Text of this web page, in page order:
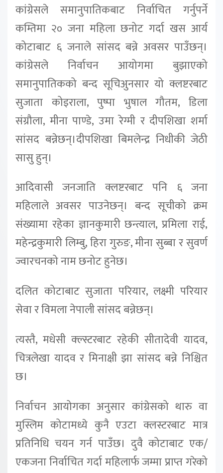
कांग्रेसले समानुपातिकबाट निर्वाचित गर्नुपर्ने
कम्तिमा २० जना महिला छनोट गर्दा खस आर्य
कोटाबाट ६ जनाले सांसद बन्ने अवसर पाउँछन्।
कांग्रेसले निर्वाचन आयोगमा बुझाएको
समानुपातिकको बन्द सूचिअुनसार यो क्लष्टरबाट
सुजाता कोइराला, पुष्पा भुषाल गौतम, डिला
संग्रौला, मीना पाण्डे, उमा रेग्मी र दीपशिखा शर्मा
सांसद बन्नेछन्।दीपशिखा बिमलेन्द्र निधीकी जेठी
सासु हुन्।
आदिवासी जनजाति क्लष्टरबाट पनि ६ जना
महिलाले अवसर पाउनेछन्। बन्द सूचीको क्रम
संख्यामा रहेका ज्ञानकुमारी छन्त्याल, प्रमिला राई,
महेन्द्रकुमारी लिम्बु, हिरा गुरुङ, मीना सुब्बा र सुवर्ण
ज्वारचनको नाम छनोट हुनेछ।
दलित कोटाबाट सुजाता परियार, लक्ष्मी परियार
सेवा र विमला नेपाली सांसद बन्नेछन्।
त्यस्तै, मधेसी क्ल्स्टरबाट रहेकी सीतादेवी यादव,
चित्रलेखा यादव र मिनाक्षी झा सांसद बन्ने निश्चित
छ।
निर्वाचन आयोगका अनुसार कांग्रेसको थारु वा
मुस्लिम कोटामध्ये कुनै एउटा क्लस्टरबाट मात्र
प्रतिनिधि चयन गर्न पाउँछ। दुवै कोटाबाट एक/
एकजना निर्वाचित गर्दा महिलार्फ जम्मा प्राप्त गरेको